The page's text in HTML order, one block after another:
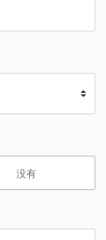
没有